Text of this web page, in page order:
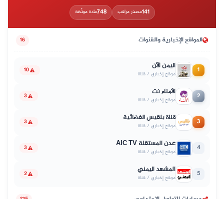
141مصدر مراقب 748مادة موثّقة
المواقع الإخبارية والقنوات 16
1 اليمن الآن
موقع إخباري / قناة 10
2 الأمناء نت
موقع إخباري / قناة 3
3 قناة بلقيس الفضائية
موقع إخباري / قناة 3
4 عدن المستقلة AIC TV
موقع إخباري / قناة 3
5 المشهد اليمني
موقع إخباري / قناة 2